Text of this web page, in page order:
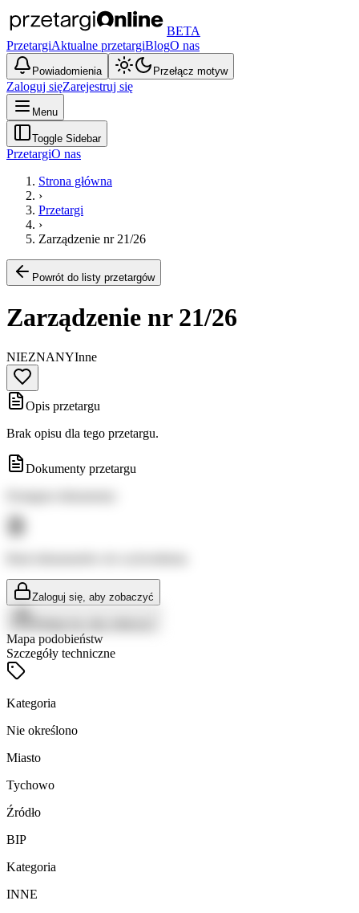
BETA
PrzetargiAktualne przetargiBlogO nas
Powiadomienia Przełącz motyw
Zaloguj sięZarejestruj się
Menu
Toggle Sidebar
PrzetargiO nas
Strona główna
›
Przetargi
›
Zarządzenie nr 21/26
Powrót do listy przetargów
Zarządzenie nr 21/26
NIEZNANYInne
Opis przetargu
Brak opisu dla tego przetargu.
Dokumenty przetargu
Zaloguj się, aby zobaczyć
Mapa podobieństw
Szczegóły techniczne
Kategoria
Nie określono
Miasto
Tychowo
Źródło
BIP
Kategoria
INNE